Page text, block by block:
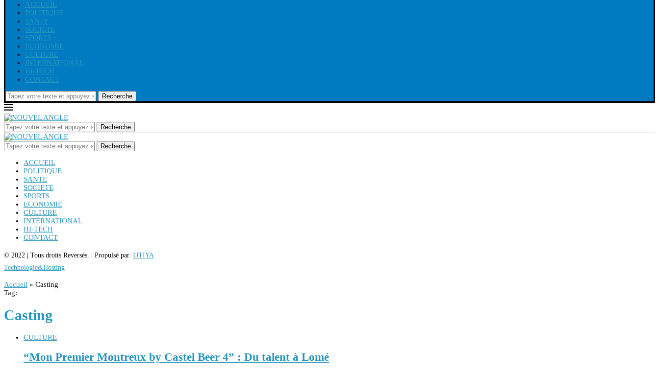
ACCUEIL
POLITIQUE
SANTE
SOCIETE
SPORTS
ECONOMIE
CULTURE
INTERNATIONAL
HI-TECH
CONTACT
Recherche
Recherche
Recherche
ACCUEIL
POLITIQUE
SANTE
SOCIETE
SPORTS
ECONOMIE
CULTURE
INTERNATIONAL
HI-TECH
CONTACT
© 2022 | Tous droits Reversés. | Propulsé par OTIYA
Technologie&Hosting
Accueil » Casting
Tag:
Casting
CULTURE
“Mon Premier Montreux by Castel Beer 4” : Du talent à Lomé